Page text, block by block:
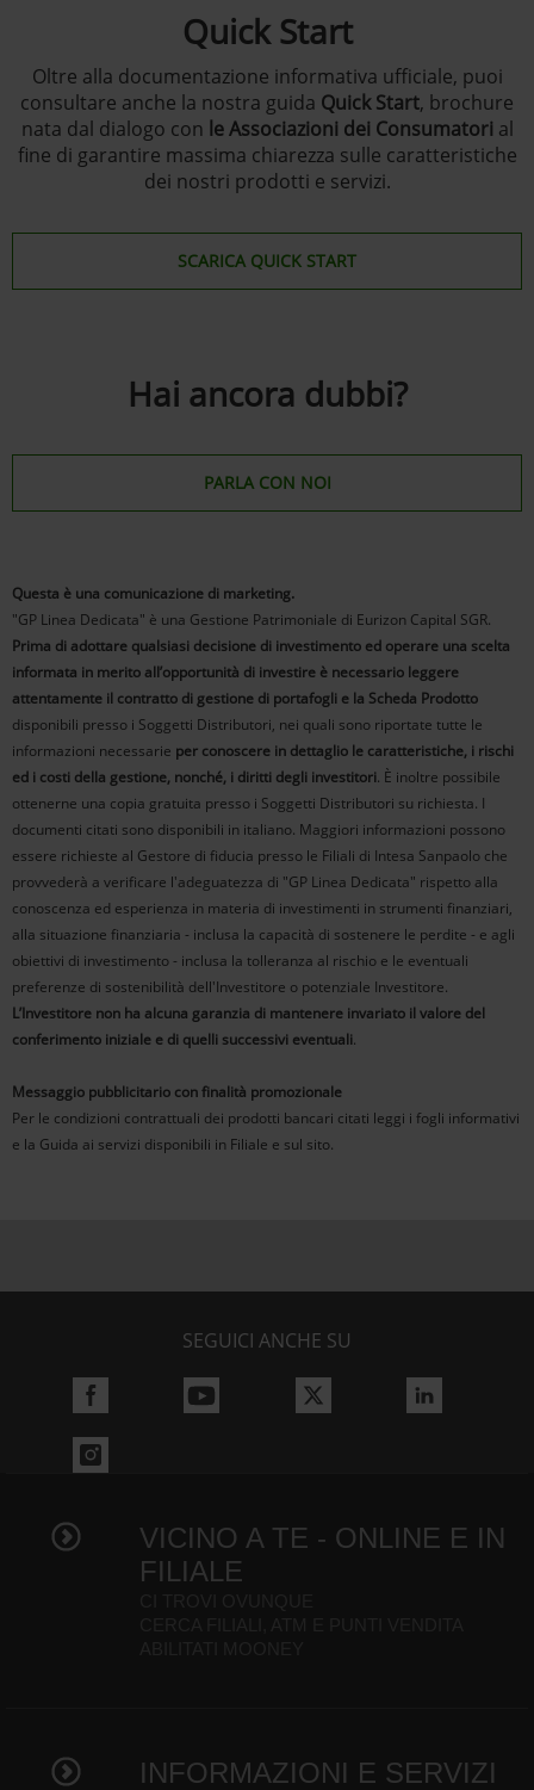
Quick Start
Oltre alla documentazione informativa ufficiale, puoi
consultare anche la nostra guida Quick Start, brochure
nata dal dialogo con le Associazioni dei Consumatori al
fine di garantire massima chiarezza sulle caratteristiche
dei nostri prodotti e servizi.
SCARICA QUICK START
Hai ancora dubbi?
PARLA CON NOI
Questa è una comunicazione di marketing.
"GP Linea Dedicata" è una Gestione Patrimoniale di Eurizon Capital SGR.
Prima di adottare qualsiasi decisione di investimento ed operare una scelta
informata in merito all’opportunità di investire è necessario leggere
attentamente il contratto di gestione di portafogli e la Scheda Prodotto
disponibili presso i Soggetti Distributori, nei quali sono riportate tutte le
informazioni necessarie per conoscere in dettaglio le caratteristiche, i rischi
ed i costi della gestione, nonché, i diritti degli investitori. È inoltre possibile
ottenerne una copia gratuita presso i Soggetti Distributori su richiesta. I
documenti citati sono disponibili in italiano. Maggiori informazioni possono
essere richieste al Gestore di fiducia presso le Filiali di Intesa Sanpaolo che
provvederà a verificare l'adeguatezza di "GP Linea Dedicata" rispetto alla
conoscenza ed esperienza in materia di investimenti in strumenti finanziari,
alla situazione finanziaria - inclusa la capacità di sostenere le perdite - e agli
obiettivi di investimento - inclusa la tolleranza al rischio e le eventuali
preferenze di sostenibilità dell'Investitore o potenziale Investitore.
L’Investitore non ha alcuna garanzia di mantenere invariato il valore del
conferimento iniziale e di quelli successivi eventuali.
Messaggio pubblicitario con finalità promozionale
Per le condizioni contrattuali dei prodotti bancari citati leggi i fogli informativi
e la Guida ai servizi disponibili in Filiale e sul sito.
SEGUICI ANCHE SU
VICINO A TE - ONLINE E IN
FILIALE
INFORMAZIONI E SERVIZI